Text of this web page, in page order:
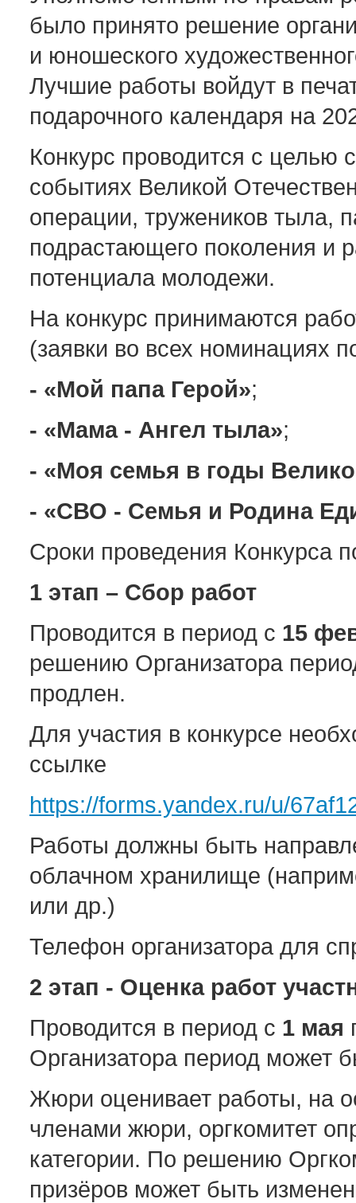
было принято решение
и юношеского
Лучшие работы войдут в
подарочного календаря на
Конкурс проводится с целью
событиях Великой
операции, тружеников тыла,
подрастающего поколения и
потенциала молодежи.
На конкурс принимаются
(заявки во всех номинациях
- «Мой папа Герой»;
- «Мама - Ангел тыла»;
- «Моя семья в годы
- «СВО - Семья и Родина
Сроки проведения Конкурса
1 этап – Сбор работ
Проводится в период с 15
решению Организатора
продлен.
Для участия в конкурсе
ссылке
https://forms.yandex.ru/u/
Работы должны быть
облачном хранилище
или др.)
Телефон организатора для
2 этап - Оценка работ
Проводится в период с 1 мая
Организатора период может
Жюри оценивает работы, на
членами жюри, оргкомитет
категории. По решению
призёров может быть